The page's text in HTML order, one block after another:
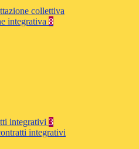
collettiva
integrativa 8
integrativi 3
integrativi